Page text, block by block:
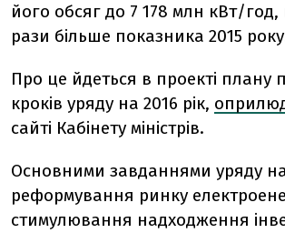
його обсяг до 7 178 млн кВт/год,
рази більше показника 2015
Про це йдеться в проекті плану
кроків уряду на 2016 рік,
сайті Кабінету міністрів.
Основними завданнями уряду на
реформування ринку
стимулювання надходження